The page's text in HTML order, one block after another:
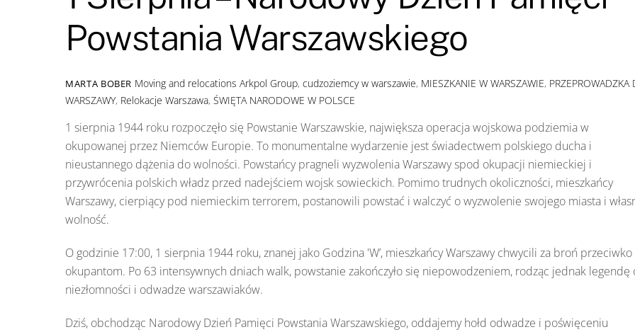
Powstania Warszawskiego
MARTA BOBER Moving and relocations Arkpol Group,cudzoziemcy w warszawie, MIESZKANIE W WARSZAWIE, PRZEPROWADZKA
WARSZAWY, Relokacje Warszawa, ŚWIĘTA NARODOWE W POLSCE
1 sierpnia 1944 roku rozpoczęło się Powstanie Warszawskie, największa operacja wojskowa podziemia w
okupowanej przez Niemców Europie. To monumentalne wydarzenie jest świadectwem polskiego ducha i
nieustannego dążenia do wolności. Powstańcy pragneli wyzwolenia Warszawy spod okupacji niemieckiej i
przywrócenia polskich władz przed nadejściem wojsk sowieckich. Pomimo trudnych okoliczności, mieszkańcy
Warszawy, cierpiący pod niemieckim terrorem, postanowili powstać i walczyć o wyzwolenie swojego miasta i
wolność.
O godzinie 17:00, 1 sierpnia 1944 roku, znanej jako Godzina 'W’, mieszkańcy Warszawy chwycili za broń przeciwko
okupantom. Po 63 intensywnych dniach walk, powstanie zakończyło się niepowodzeniem, rodząc jednak legendę
niezłomności i odwadze warszawiaków.
Dziś, obchodząc Narodowy Dzień Pamięci Powstania Warszawskiego, oddajemy hołd odwadze i poświęceniu